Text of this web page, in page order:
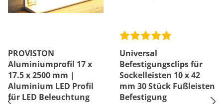
PROVISTON
Aluminiumprofil 17 x
17.5 x 2500 mm |
Aluminium LED Profil
für LED Beleuchtung
Universal
Befestigungsclips für
Sockelleisten 10 x 42
mm 30 Stück Fußleisten
Befestigung